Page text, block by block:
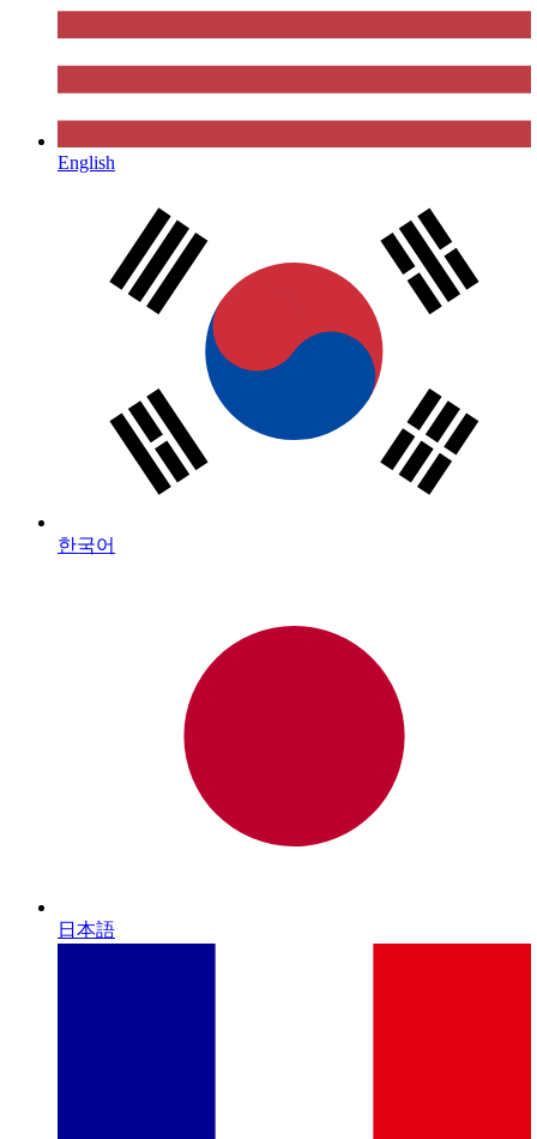
English
한국어
日本語